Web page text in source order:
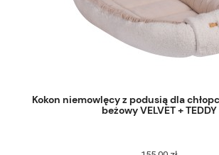
Kokon niemowlęcy z podusią dla
beżowy VELVET + TEDDY